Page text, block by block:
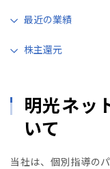
最近の業績
株主還元
明光ネッ
いて
当社は、個別指導の